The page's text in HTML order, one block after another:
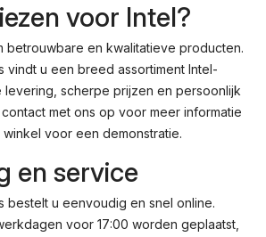
voor Intel?
betrouwbare en kwalitatieve producten.
vindt u een breed assortiment Intel-
levering, scherpe prijzen en persoonlijk
met ons op voor meer informatie
voor een demonstratie.
en service
bestelt u eenvoudig en snel online.
voor 17:00 worden geplaatst,